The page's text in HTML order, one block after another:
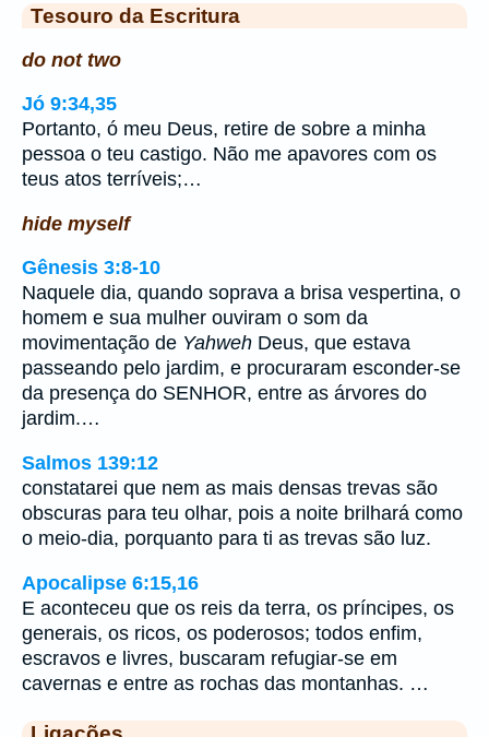
Tesouro da Escritura
do not two
Jó 9:34,35
Portanto, ó meu Deus, retire de sobre a minha
pessoa o teu castigo. Não me apavores com os
teus atos terríveis;…
hide myself
Gênesis 3:8-10
Naquele dia, quando soprava a brisa vespertina, o
homem e sua mulher ouviram o som da
movimentação de Yahweh Deus, que estava
passeando pelo jardim, e procuraram esconder-se
da presença do SENHOR, entre as árvores do
jardim.…
Salmos 139:12
constatarei que nem as mais densas trevas são
obscuras para teu olhar, pois a noite brilhará como
o meio-dia, porquanto para ti as trevas são luz.
Apocalipse 6:15,16
E aconteceu que os reis da terra, os príncipes, os
generais, os ricos, os poderosos; todos enfim,
escravos e livres, buscaram refugiar-se em
cavernas e entre as rochas das montanhas. …
Ligações